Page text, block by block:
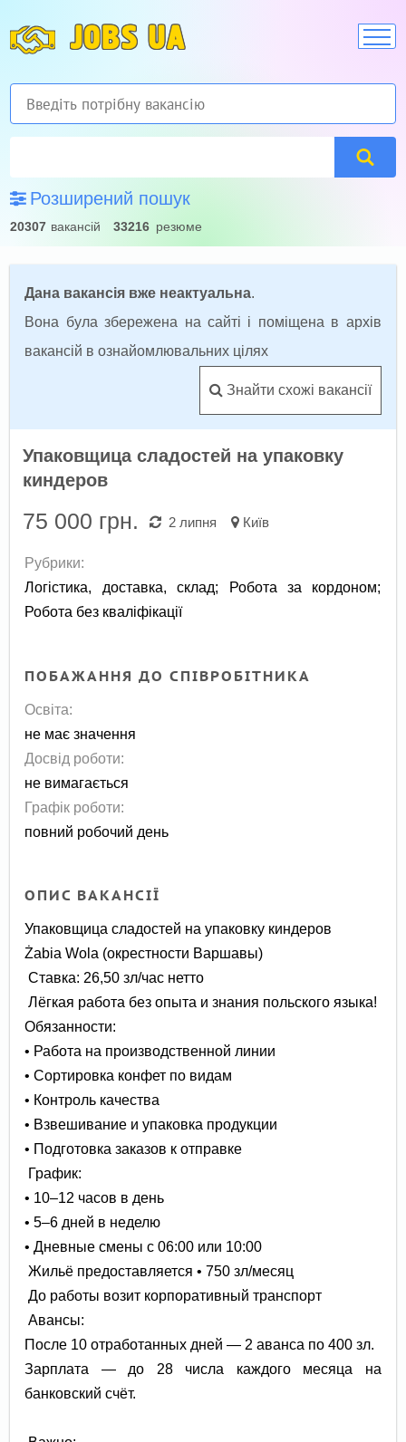
JOBS UA
Розширений пошук
20307 вакансій 33216 резюме
Дана вакансія вже неактуальна.
Вона була збережена на сайті і поміщена в архів
вакансій в ознайомлювальних цілях
Знайти схожі вакансії
Упаковщица сладостей на упаковку
киндеров
75 000 грн. 2 липня Київ
Рубрики:
Логістика, доставка, склад; Робота за кордоном;
Робота без кваліфікації
ПОБАЖАННЯ ДО СПІВРОБІТНИКА
Освіта:
не має значення
Досвід роботи:
не вимагається
Графік роботи:
повний робочий день
ОПИС ВАКАНСІЇ
Упаковщица сладостей на упаковку киндеров
Żabia Wola (окрестности Варшавы)
Ставка: 26,50 зл/час нетто
Лёгкая работа без опыта и знания польского языка!
Обязанности:
• Работа на производственной линии
• Сортировка конфет по видам
• Контроль качества
• Взвешивание и упаковка продукции
• Подготовка заказов к отправке
График:
• 10–12 часов в день
• 5–6 дней в неделю
• Дневные смены с 06:00 или 10:00
Жильё предоставляется • 750 зл/месяц
До работы возит корпоративный транспорт
Авансы:
После 10 отработанных дней — 2 аванса по 400 зл.
Зарплата — до 28 числа каждого месяца на
банковский счёт.